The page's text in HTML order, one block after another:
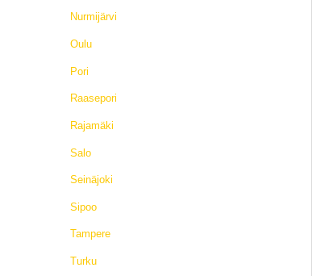
Nurmijärvi
Oulu
Pori
Raasepori
Rajamäki
Salo
Seinäjoki
Sipoo
Tampere
Turku